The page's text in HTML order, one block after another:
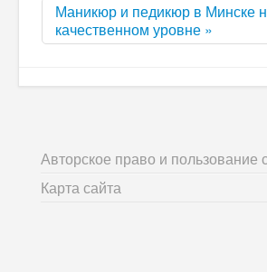
Маникюр и педикюр в Минске
качественном уровне »
Авторское право и пользование
Карта сайта